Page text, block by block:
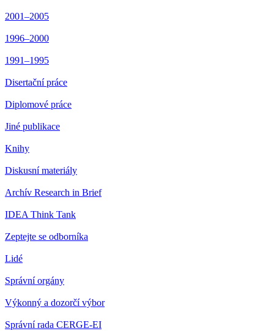
2001–2005
1996–2000
1991–1995
Disertační práce
Diplomové práce
Jiné publikace
Knihy
Diskusní materiály
Archív Research in Brief
IDEA Think Tank
Zeptejte se odborníka
Lidé
Správní orgány
Výkonný a dozorčí výbor
Správní rada CERGE-EI